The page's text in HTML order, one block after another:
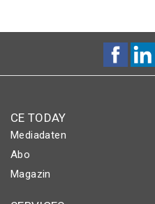
CE TODAY
Mediadaten
Abo
Magazin